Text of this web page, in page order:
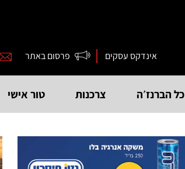
אינדקס עסקים פרסום באתר
כל הברנז׳ה צרכנות טור אישי